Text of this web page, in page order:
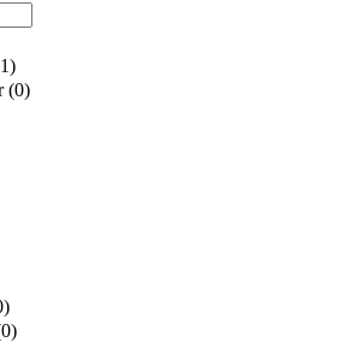
(0)